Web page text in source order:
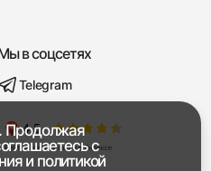
22-37
— 19:00
в соцсетях
Telegram
Продолжая
с
и политикой